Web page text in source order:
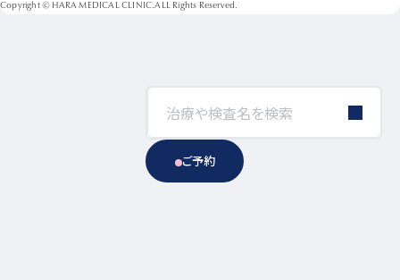
Copyright © HARA MEDICAL CLINIC.ALL Rights Reserved.
ご予約